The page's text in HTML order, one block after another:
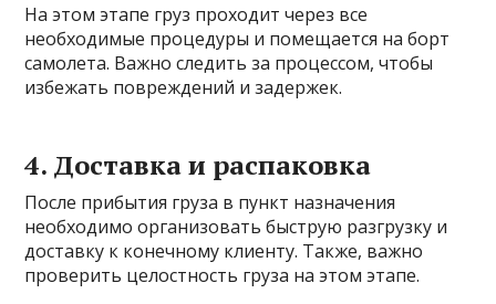
На этом этапе груз проходит через все
необходимые процедуры и помещается на борт
самолета. Важно следить за процессом, чтобы
избежать повреждений и задержек.
4. Доставка и распаковка
После прибытия груза в пункт назначения
необходимо организовать быструю разгрузку и
доставку к конечному клиенту. Также, важно
проверить целостность груза на этом этапе.